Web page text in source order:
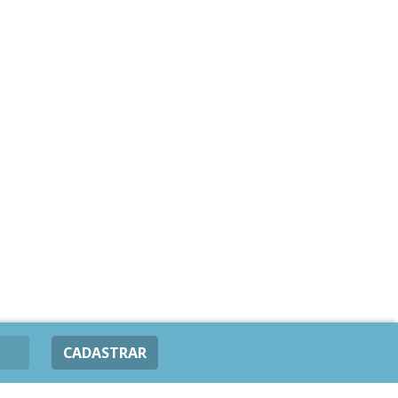
CADASTRAR